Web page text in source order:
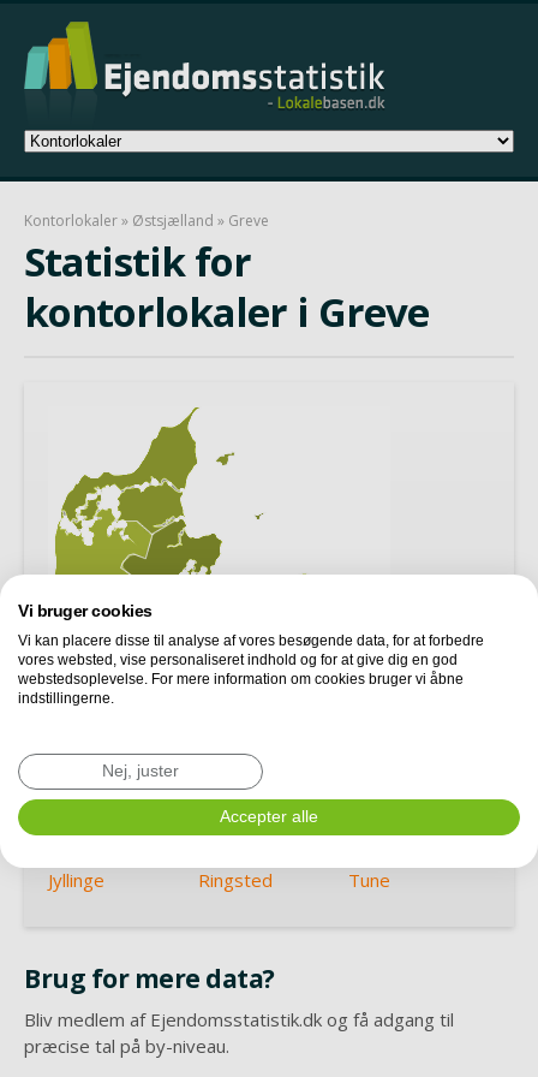
Kontorlokaler» Østsjælland » Greve
Statistik for
kontorlokaler i Greve
Karlslunde
Jyllinge
Ringsted Tune
Brug for mere data?
Bliv medlem af Ejendomsstatistik.dk og få adgang til
præcise tal på by-niveau.
Vi bruger cookies
Vi kan placere disse til analyse af vores besøgende data, for at forbedre
vores websted, vise personaliseret indhold og for at give dig en god
webstedsoplevelse. For mere information om cookies bruger vi åbne
indstillingerne.
Nej, juster
Accepter alle